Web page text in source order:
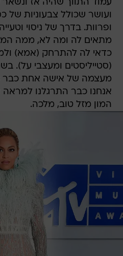
עמוד התווך שהיה אז
ועושר שכולל צבעוניות של
ופרוות. בדרך של ניסוי
מתאים לה ומה לא, ממה
כדאי לה להתרחק (אמא)
(סטייליסטים ומעצבי על).
מעצמה של אישה אחת כבר
אנחנו כבר התרגלנו למראה
המון מזל טוב, מלכה.